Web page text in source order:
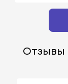
Отзывы